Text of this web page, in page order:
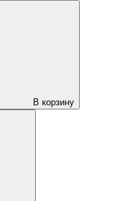
В корзину